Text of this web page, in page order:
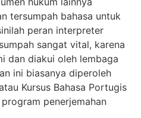
tersumpah bahasa untuk
peran interpreter
sangat vital, karena
dan diakui oleh lembaga
ini biasanya diperoleh
Kursus Bahasa Portugis
penerjemahan